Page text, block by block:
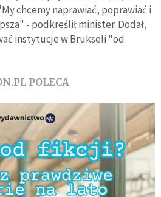
chcemy naprawiać, poprawiać i
- podkreślił minister. Dodał,
instytucje w Brukseli "od
POLECA